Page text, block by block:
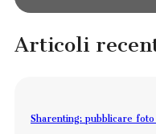
Articoli
Sharenting: pubblicare